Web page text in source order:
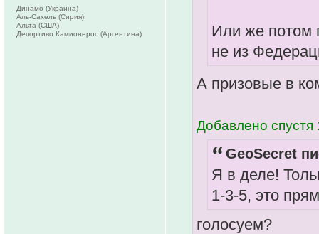
Или же потом
не из
А призовые в
Добавлено спустя
GeoSecret
Я в деле!
1-3-5, это
голосуем?
Динамо (Украина)
Аль-Сахель (Сирия)
Альта (США)
Депортиво Камионерос (Аргентина)